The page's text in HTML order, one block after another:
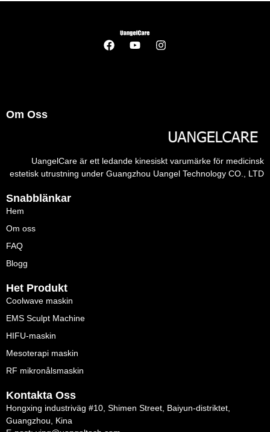
Om Oss
UangelCare är ett ledande kinesiskt varumärke för medicinsk
estetisk utrustning under Guangzhou Uangel Technology CO., LTD
Snabblänkar
Hem
Om oss
FAQ
Blogg
Het Produkt
Coolwave maskin
EMS Sculpt Machine
HIFU-maskin
Mesoterapi maskin
RF mikronålsmaskin
Kontakta Oss
Hongxing industriväg #10, Shimen Street, Baiyun-distriktet,
Guangzhou, Kina